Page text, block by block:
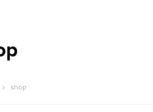
shop